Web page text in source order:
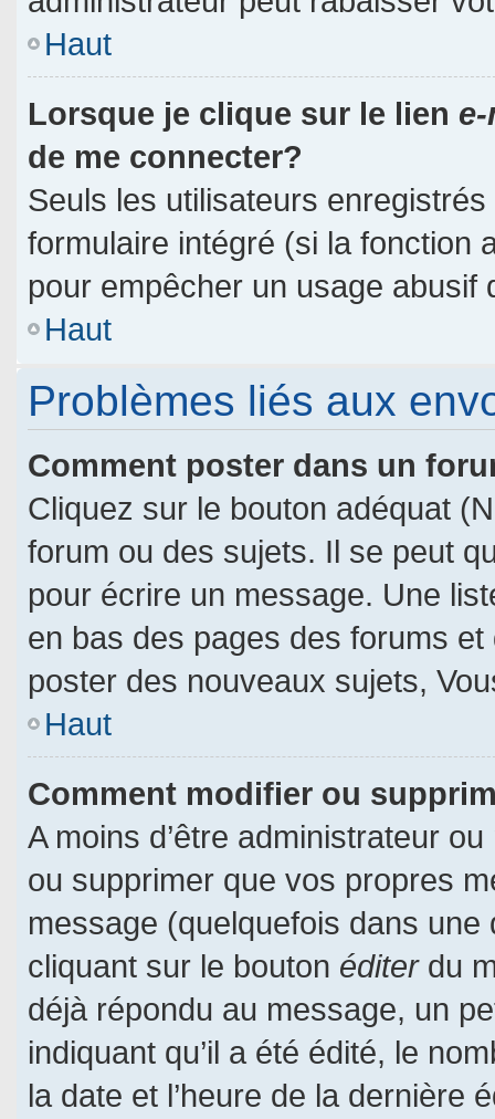
Haut
Lorsque je clique sur le lien
de me connecter?
Seuls les utilisateurs
formulaire intégré (si la fonction
pour empêcher un usage abusif
Haut
Problèmes liés aux
Comment poster dans un
Cliquez sur le bouton adéquat
forum ou des sujets. Il se peut
pour écrire un message. Une
en bas des pages des forums
poster des nouveaux sujets,
Haut
Comment modifier ou
A moins d’être administrateur
ou supprimer que vos propres
message (quelquefois dans
cliquant sur le bouton éditerdu
déjà répondu au message, un
indiquant qu’il a été édité, le
la date et l’heure de la dernière